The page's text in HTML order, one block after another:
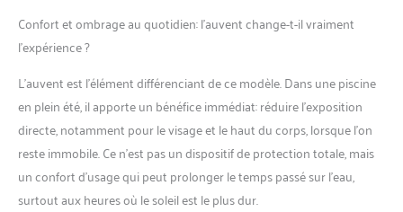
Confort et ombrage au quotidien: l’auvent change-t-il vraiment
l’expérience ?
L’auvent est l’élément différenciant de ce modèle. Dans une piscine
en plein été, il apporte un bénéfice immédiat: réduire l’exposition
directe, notamment pour le visage et le haut du corps, lorsque l’on
reste immobile. Ce n’est pas un dispositif de protection totale, mais
un confort d’usage qui peut prolonger le temps passé sur l’eau,
surtout aux heures où le soleil est le plus dur.